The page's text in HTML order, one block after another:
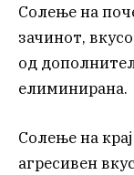
Солење на
зачинот,
од
елиминирана.
Солење на
агресивен